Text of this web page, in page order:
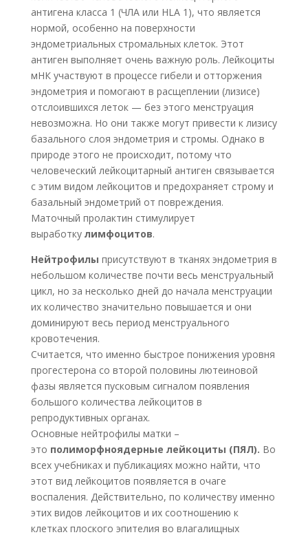
антигена класса 1 (ЧЛА или HLA 1), что является
нормой, особенно на поверхности
эндометриальных стромальных клеток. Этот
антиген выполняет очень важную роль. Лейкоциты
мНК участвуют в процессе гибели и отторжения
эндометрия и помогают в расщеплении (лизисе)
отслоившихся леток — без этого менструация
невозможна. Но они также могут привести к лизису
базального слоя эндометрия и стромы. Однако в
природе этого не происходит, потому что
человеческий лейкоцитарный антиген связывается
с этим видом лейкоцитов и предохраняет строму и
базальный эндометрий от повреждения.
Маточный пролактин стимулирует
выработку лимфоцитов.
Нейтрофилы присутствуют в тканях эндометрия в
небольшом количестве почти весь менструальный
цикл, но за несколько дней до начала менструации
их количество значительно повышается и они
доминируют весь период менструального
кровотечения.
Считается, что именно быстрое понижения уровня
прогестерона со второй половины лютеиновой
фазы является пусковым сигналом появления
большого количества лейкоцитов в
репродуктивных органах.
Основные нейтрофилы матки –
это полиморфноядерные лейкоциты (ПЯЛ). Во
всех учебниках и публикациях можно найти, что
этот вид лейкоцитов появляется в очаге
воспаления. Действительно, по количеству именно
этих видов лейкоцитов и их соотношению к
клетках плоского эпителия во влагалищных